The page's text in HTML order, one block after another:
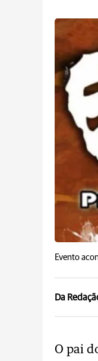
Evento
Da
O pai